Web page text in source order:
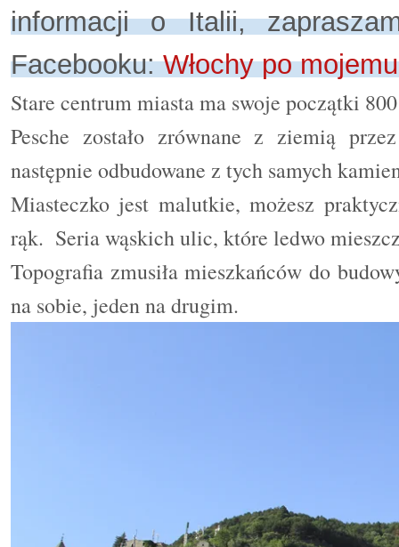
informacji o Italii,
Facebooku:Włochy po mojemu
Stare centrum miasta ma swoje początki
Pesche zostało zrównane z ziemią
następnie odbudowane z tych samych
Miasteczko jest malutkie, możesz
rąk. Seria wąskich ulic, które ledwo
Topografia zmusiła mieszkańców do
na sobie, jeden na drugim.